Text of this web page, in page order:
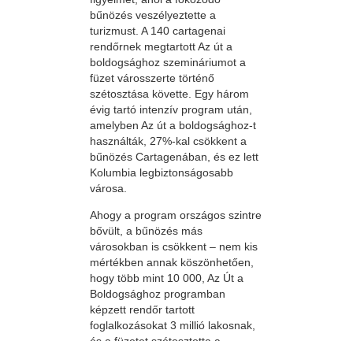
bűnözés veszélyeztette a
turizmust. A 140 cartagenai
rendőrnek megtartott Az út a
boldogsághoz szemináriumot a
füzet városszerte történő
szétosztása követte. Egy három
évig tartó intenzív program után,
amelyben Az út a boldogsághoz-t
használták, 27%-kal csökkent a
bűnözés Cartagenában, és ez lett
Kolumbia legbiztonságosabb
városa.
Ahogy a program országos szintre
bővült, a bűnözés más
városokban is csökkent – nem kis
mértékben annak köszönhetően,
hogy több mint 10 000, Az Út a
Boldogsághoz programban
képzett rendőr tartott
foglalkozásokat 3 millió lakosnak,